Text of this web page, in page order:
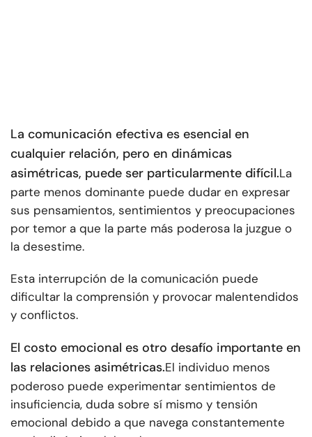
La comunicación efectiva es esencial en
cualquier relación, pero en dinámicas
asimétricas, puede ser particularmente difícil.La
parte menos dominante puede dudar en expresar
sus pensamientos, sentimientos y preocupaciones
por temor a que la parte más poderosa la juzgue o
la desestime.
Esta interrupción de la comunicación puede
dificultar la comprensión y provocar malentendidos
y conflictos.
El costo emocional es otro desafío importante en
las relaciones asimétricas.El individuo menos
poderoso puede experimentar sentimientos de
insuficiencia, duda sobre sí mismo y tensión
emocional debido a que navega constantemente